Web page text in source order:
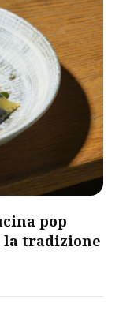
pop
la tradizione